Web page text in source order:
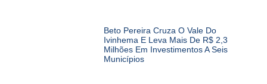
Beto Pereira Cruza O Vale Do
Ivinhema E Leva Mais De R$ 2,3
Milhões Em Investimentos A Seis
Municípios